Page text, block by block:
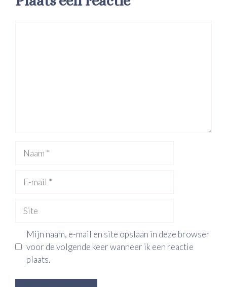
mail
Mijn naam, e-mail en site opslaan in deze browser
voor de volgende keer wanneer ik een reactie
plaats.